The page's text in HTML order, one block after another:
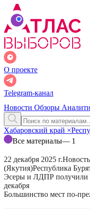
О проекте
Telegram-канал
Новости Обзоры
Хабаровский край ×
Все материалы— 1
22 декабря 2025 г.Новость
(Якутия)Республика
Эсеры и ЛДПР получили
декабря
Большинство мест по-